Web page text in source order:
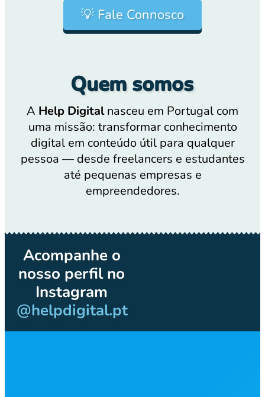
💡 Fale Connosco
Quem somos
A Help Digitalnasceu em Portugal com
uma missão: transformar conhecimento
digital em conteúdo útil para qualquer
pessoa — desde freelancers e estudantes
até pequenas empresas e
empreendedores.
Acompanhe o
nosso perfil no
Instagram
@helpdigital.pt